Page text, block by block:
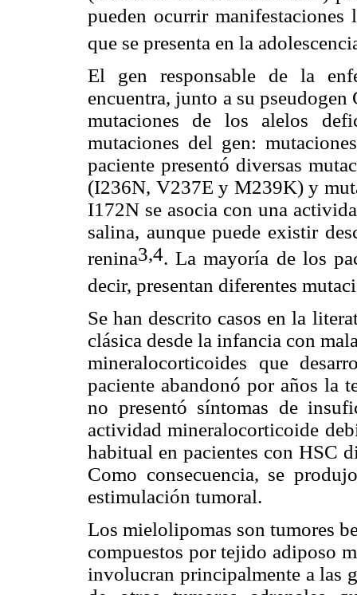
pueden ocurrir manifestaciones
que se presenta en la
El gen responsable de la
encuentra, junto a su
mutaciones de los alelos
mutaciones del gen:
paciente presentó diversas
(I236N, V237E y M239K) y
I172N se asocia con una
salina, aunque puede existir
renina3,4. La mayoría de los
decir, presentan diferentes
Se han descrito casos en la
clásica desde la infancia con
mineralocorticoides que
paciente abandonó por años la
no presentó síntomas de
actividad mineralocorticoide
habitual en pacientes con HSC
Como consecuencia, se
estimulación tumoral.
Los mielolipomas son tumores
compuestos por tejido adiposo
involucran principalmente a las